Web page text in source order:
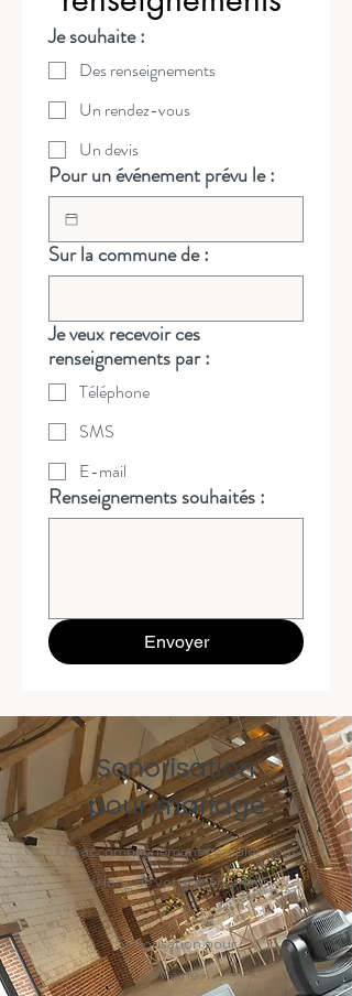
Je souhaite :
Des renseignements
Un rendez-vous
Un devis
Pour un événement prévu le :
Sur la commune de :
Je veux recevoir ces
renseignements par :
Téléphone
SMS
E-mail
Renseignements souhaités :
Envoyer
Sonorisation
pour mariage
Un accompagnement complet, tout
au long de votre événément
Sonorisation pour
- Mairie -